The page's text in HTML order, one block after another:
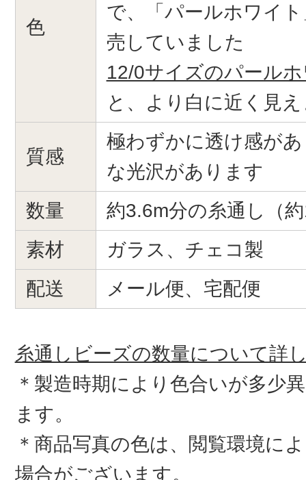
色
で、「パールホワイ
売していました
12/0サイズのパール
と、より白に近く見
質感
極わずかに透け感が
な光沢があります
数量
約3.6m分の糸通し（
素材
ガラス、チェコ製
配送
メール便、宅配便
糸通しビーズの数量について詳
＊製造時期により色合いが多少
ます。
＊商品写真の色は、閲覧環境に
場合がございます。